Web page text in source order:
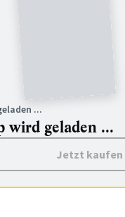
...
wird geladen ...
Jetzt kaufen